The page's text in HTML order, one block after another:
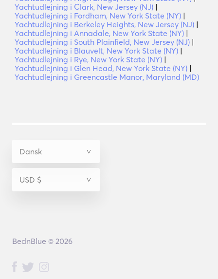
Yachtudlejning i Clark, New Jersey (NJ) |
Yachtudlejning i Fordham, New York State (NY) |
Yachtudlejning i Berkeley Heights, New Jersey (NJ) |
Yachtudlejning i Annadale, New York State (NY) |
Yachtudlejning i South Plainfield, New Jersey (NJ) |
Yachtudlejning i Blauvelt, New York State (NY) |
Yachtudlejning i Rye, New York State (NY) |
Yachtudlejning i Glen Head, New York State (NY) |
Yachtudlejning i Greencastle Manor, Maryland (MD)
BednBlue © 2026